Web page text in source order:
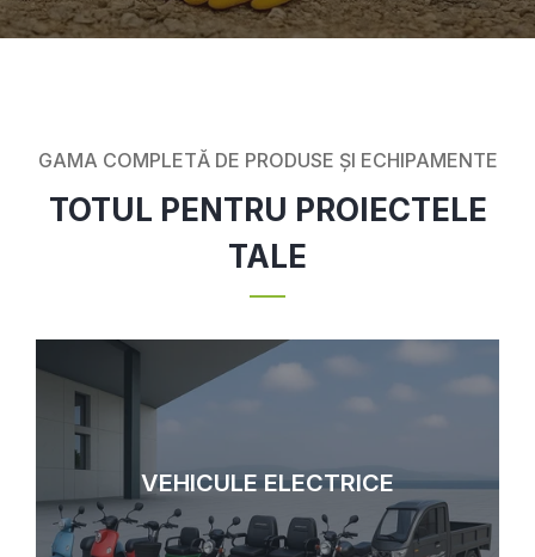
GAMA COMPLETĂ DE PRODUSE ȘI ECHIPAMENTE
TOTUL PENTRU PROIECTELE
TALE
VEHICULE ELECTRICE